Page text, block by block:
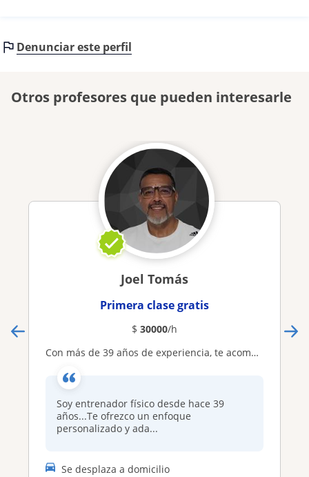
Denunciar este perfil
Otros profesores que pueden interesarle
Joel Tomás
Primera clase gratis
$ 30000/h
Con más de 39 años de experiencia, te acompaño a mejorar tu salud y tu físico de verdad, sin fórmulas mágicas. Entrenamientos personalizados, online o presenciales, adaptados a tu nivel: principiante, intermedio o avanzado. Acompañamiento en tiempo real
Soy entrenador físico desde hace 39
años...Te ofrezco un enfoque
personalizado y ada...
Se desplaza a domicilio